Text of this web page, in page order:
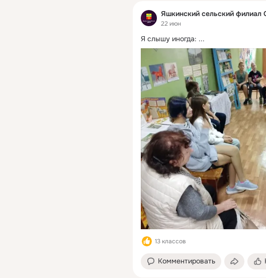
Яшкинский сельский филиал
22 июн
Я слышу иногда: ...
13 классов
Комментировать